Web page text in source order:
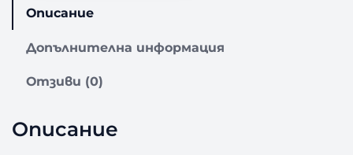
Д
м
е
л
Описание
Допълнителна информация
Отзиви (0)
Описание